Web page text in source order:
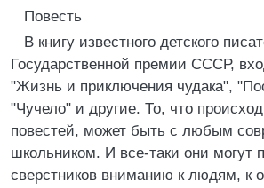
Повесть
В книгу известного детского
Государственной премии СССР,
"Жизнь и приключения чудака",
"Чучело" и другие. То, что
повестей, может быть с любым
школьником. И все-таки они могут
сверстников вниманию к людям, к